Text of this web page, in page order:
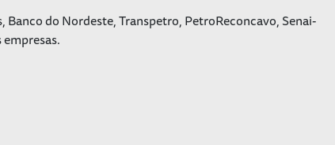
do Nordeste, Transpetro, PetroReconcavo, Senai-